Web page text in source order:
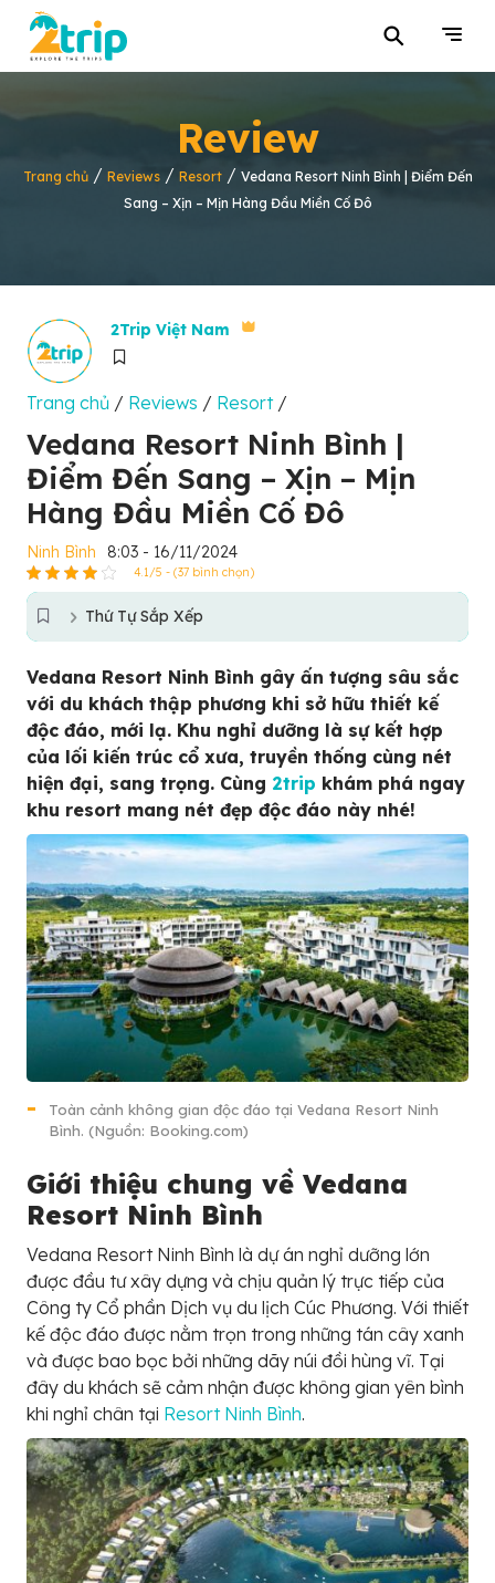
⚲
Review
Trang chủ/ Reviews/ Resort/ Vedana Resort Ninh Bình | Điểm Đến
Sang – Xịn – Mịn Hàng Đầu Miền Cố Đô
2Trip Việt Nam
Trang chủ / Reviews / Resort/
Vedana Resort Ninh Bình |
Điểm Đến Sang – Xịn – Mịn
Hàng Đầu Miền Cố Đô
Ninh Bình 8:03 - 16/11/2024
4.1/5 - (37 bình chọn)
Thứ Tự Sắp Xếp
Vedana Resort Ninh Bình gây ấn tượng sâu sắc
với du khách thập phương khi sở hữu thiết kế
độc đáo, mới lạ. Khu nghỉ dưỡng là sự kết hợp
của lối kiến trúc cổ xưa, truyền thống cùng nét
hiện đại, sang trọng. Cùng 2trip khám phá ngay
khu resort mang nét đẹp độc đáo này nhé!
Toàn cảnh không gian độc đáo tại Vedana Resort Ninh
Bình. (Nguồn: Booking.com)
Giới thiệu chung về Vedana
Resort Ninh Bình
Vedana Resort Ninh Bình là dự án nghỉ dưỡng lớn
được đầu tư xây dựng và chịu quản lý trực tiếp của
Công ty Cổ phần Dịch vụ du lịch Cúc Phương. Với thiết
kế độc đáo được nằm trọn trong những tán cây xanh
và được bao bọc bởi những dãy núi đồi hùng vĩ. Tại
đây du khách sẽ cảm nhận được không gian yên bình
khi nghỉ chân tại Resort Ninh Bình.